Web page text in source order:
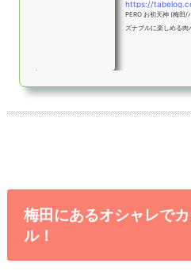
PERO お初天神 (梅
ズナブルに楽しめる肉
梅田にあるオシャレで
ル！